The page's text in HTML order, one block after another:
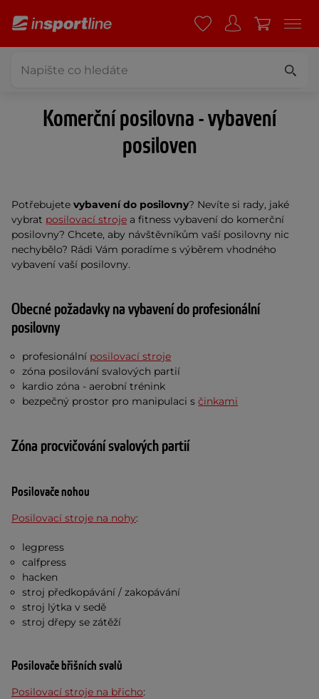
Komerční posilovna - vybavení
posiloven
Potřebujete vybavení do posilovny? Nevíte si rady, jaké
vybrat posilovací stroje a fitness vybavení do komerční
posilovny? Chcete, aby návštěvníkům vaší posilovny nic
nechybělo? Rádi Vám poradíme s výběrem vhodného
vybavení vaší posilovny.
Obecné požadavky na vybavení do profesionální
posilovny
profesionální posilovací stroje
zóna posilování svalových partií
kardio zóna - aerobní trénink
bezpečný prostor pro manipulaci sčinkami
Zóna procvičování svalových partií
Posilovače nohou
Posilovací stroje na nohy:
legpress
calfpress
hacken
stroj předkopávání / zakopávání
stroj lýtka v sedě
stroj dřepy se zátěží
Posilovače břišních svalů
Posilovací stroje na břicho: